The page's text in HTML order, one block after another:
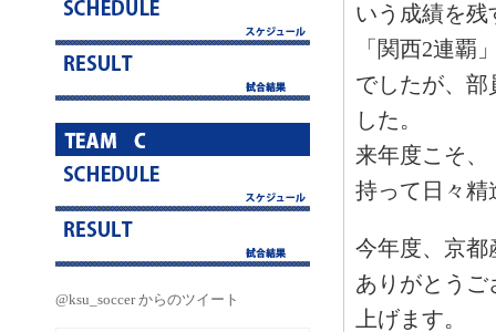
@ksu_soccer からのツイート
いう成績を
「関西2連覇
でしたが、
した。
来年度こそ
持って日々精
今年度、京都
ありがとう
上げます。